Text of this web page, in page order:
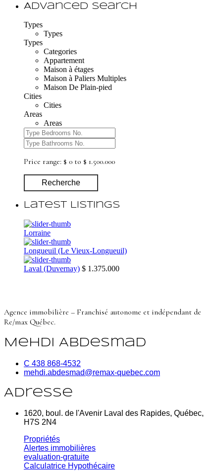
Advanced Search
Types
Types
Types
Categories
Appartement
Maison à étages
Maison à Paliers Multiples
Maison De Plain-pied
Cities
Cities
Areas
Areas
Price range: $ 0 to $ 1.500.000
Recherche
Latest Listings
Lorraine
Longueuil (Le Vieux-Longueuil)
Laval (Duvernay) $ 1.375.000
Agence immobilière – Franchisé autonome et indépendant de
Re/max Québec.
Mehdi Abdesmad
C 438 868-4532
mehdi.abdesmad@remax-quebec.com
Adresse
1620, boul. de l'Avenir Laval des Rapides, Québec,
H7S 2N4
Propriétés
Alertes immobilières
evaluation-gratuite
Calculatrice Hypothécaire